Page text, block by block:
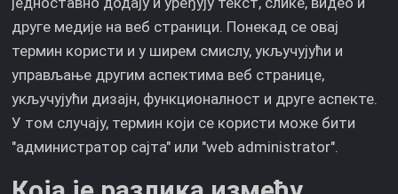
друге медије на веб страници. Понекад се овај
термин користи и у ширем смислу, укључујући и
управљање другим аспектима веб странице,
укључујући дизајн, функционалност и друге аспекте.
У том случају, термин који се користи може бити
"администратор сајта" или "web administrator".